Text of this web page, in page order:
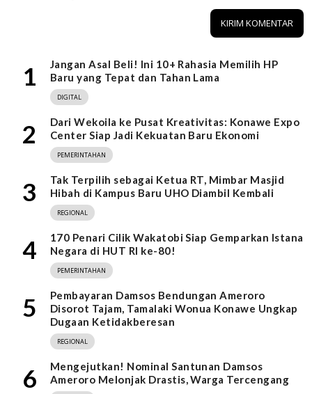
1
Jangan Asal Beli! Ini 10+ Rahasia Memilih HP
Baru yang Tepat dan Tahan Lama
DIGITAL
2
Dari Wekoila ke Pusat Kreativitas: Konawe Expo
Center Siap Jadi Kekuatan Baru Ekonomi
PEMERINTAHAN
3
Tak Terpilih sebagai Ketua RT, Mimbar Masjid
Hibah di Kampus Baru UHO Diambil Kembali
REGIONAL
4
170 Penari Cilik Wakatobi Siap Gemparkan Istana
Negara di HUT RI ke-80!
PEMERINTAHAN
5
Pembayaran Damsos Bendungan Ameroro
Disorot Tajam, Tamalaki Wonua Konawe Ungkap
Dugaan Ketidakberesan
REGIONAL
6
Mengejutkan! Nominal Santunan Damsos
Ameroro Melonjak Drastis, Warga Tercengang